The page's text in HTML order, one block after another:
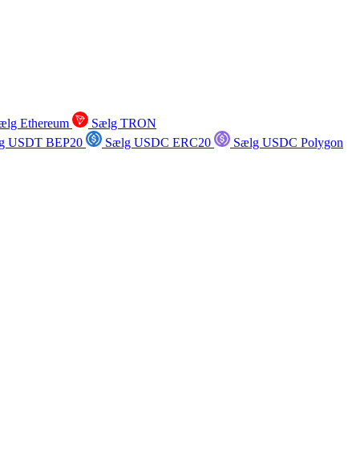
Ethereum
Sælg TRON
USDT BEP20 Sælg USDC ERC20
Sælg USDC Polygon